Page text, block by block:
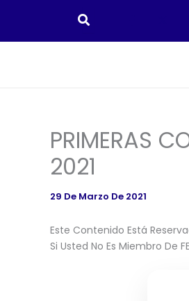
Contenido
PRIMERAS
2021
29 De Marzo De 2021
Este Contenido Está
Si Usted No Es Miembro De